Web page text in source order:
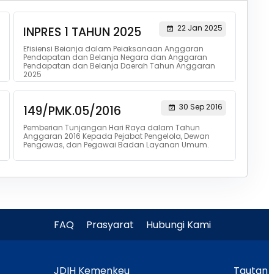
INPRES 1 TAHUN 2025
22 Jan 2025
Efisiensi Beianja dalam Peiaksanaan Anggaran
Pendapatan dan Belanja Negara dan Anggaran
Pendapatan dan Belanja Daerah Tahun Anggaran
2025
149/PMK.05/2016
30 Sep 2016
Pemberian Tunjangan Hari Raya dalam Tahun
Anggaran 2016 Kepada Pejabat Pengelola, Dewan
Pengawas, dan Pegawai Badan Layanan Umum.
FAQ Prasyarat Hubungi Kami
JDIH Kemenkeu